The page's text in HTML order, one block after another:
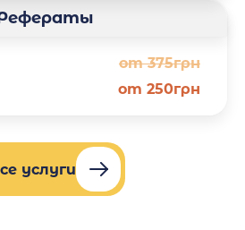
от 375грн
от 250грн
услуги